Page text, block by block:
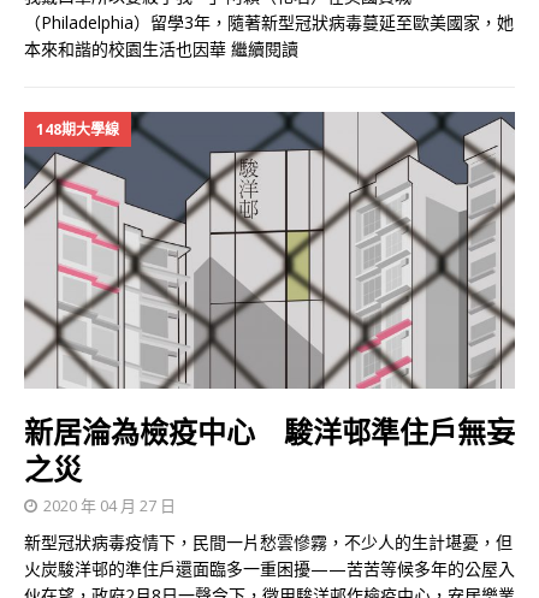
（Philadelphia）留學3年，隨著新型冠狀病毒蔓延至歐美國家，她
本來和諧的校園生活也因華 繼續閱讀
148期大學線
新居淪為檢疫中心 駿洋邨準住戶無妄
之災
2020 年 04 月 27 日
新型冠狀病毒疫情下，民間一片愁雲慘霧，不少人的生計堪憂，但
火炭駿洋邨的準住戶還面臨多一重困擾——苦苦等候多年的公屋入